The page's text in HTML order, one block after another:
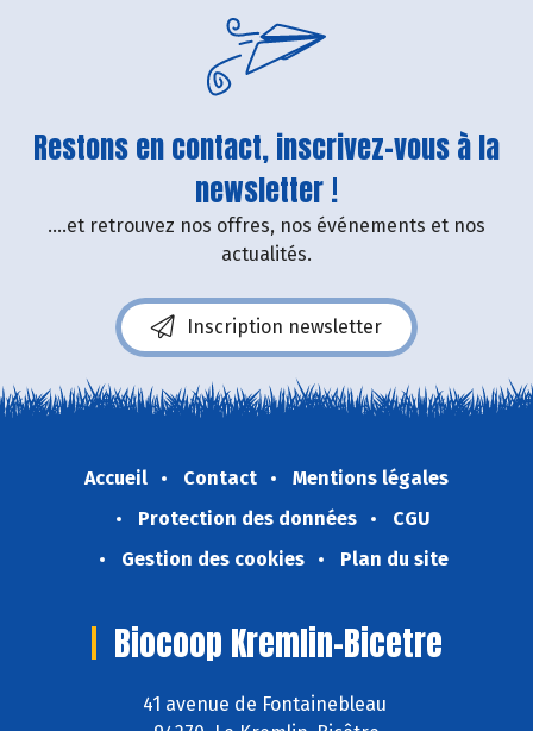
Restons en contact, inscrivez-vous à la
newsletter !
....et retrouvez nos offres, nos événements et nos
actualités.
Inscription newsletter
Accueil Contact
Mentions légales
Protection des données
CGU
Gestion des cookies
Plan du site
Biocoop Kremlin-Bicetre
41 avenue de Fontainebleau